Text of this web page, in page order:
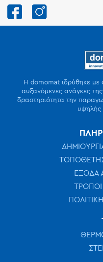
Η domomat ιδρύθηκε με
αυξανόμενες ανάγκες
δραστηριότητα την
υψηλής
ΕΞΟΔΑ